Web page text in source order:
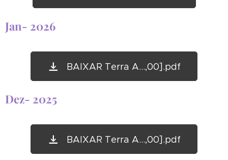
Jan- 2026
BAIXAR Terra A...,00].pdf
Dez- 2025
BAIXAR Terra A...,00].pdf